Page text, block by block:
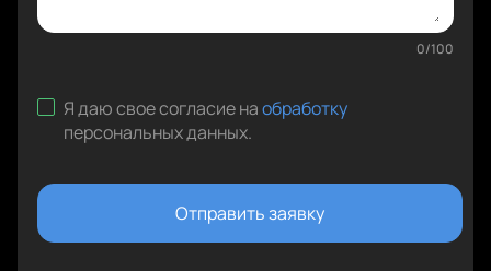
0/100
Я даю свое согласие наобработку
персональных данных.
Отправить заявку